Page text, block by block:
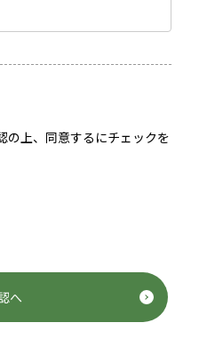
の上、同意するにチェックを
へ